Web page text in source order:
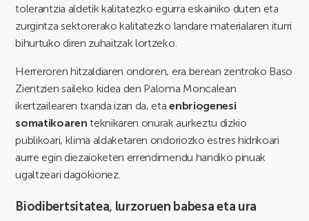
tolerantzia aldetik kalitatezko egurra eskainiko duten eta
zurgintza sektorerako kalitatezko landare materialaren iturri
bihurtuko diren zuhaitzak lortzeko.
Herreroren hitzaldiaren ondoren, era berean zentroko Baso
Zientzien saileko kidea den Paloma Moncalean
ikertzailearen txanda izan da, etaenbriogenesi
somatikoaren teknikaren onurak aurkeztu dizkio
publikoari, klima aldaketaren ondoriozko estres hidrikoari
aurre egin diezaioketen errendimendu handiko pinuak
ugaltzeari dagokionez.
Biodibertsitatea, lurzoruen babesa eta ura